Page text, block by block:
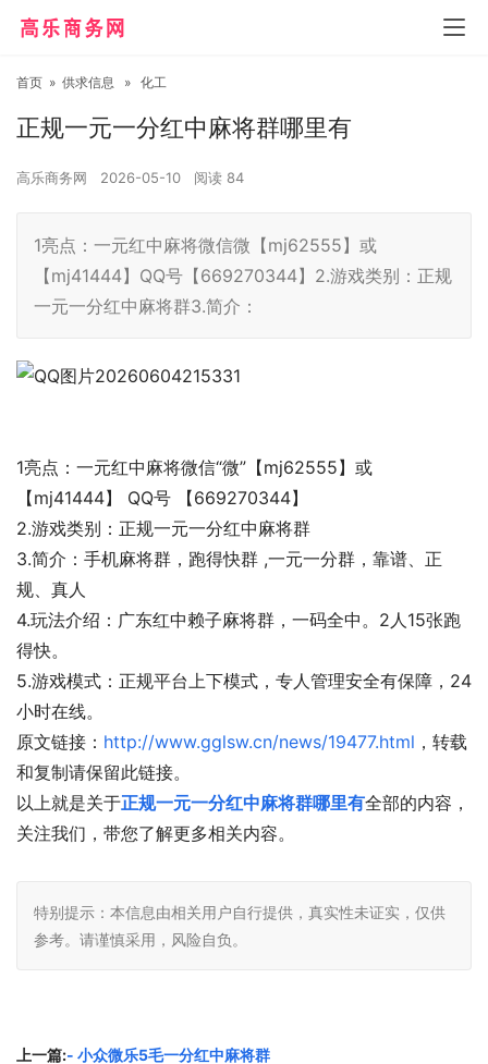
首页 » 供求信息 » 化工
正规一元一分红中麻将群哪里有
高乐商务网 2026-05-10 阅读 84
1亮点：一元红中麻将微信微【mj62555】或
【mj41444】QQ号【669270344】2.游戏类别：正规
一元一分红中麻将群3.简介：
1亮点：一元红中麻将微信“微”【mj62555】或
【mj41444】 QQ号 【669270344】
2.游戏类别：正规一元一分红中麻将群
3.简介：手机麻将群，跑得快群 ,一元一分群，靠谱、正
规、真人
4.玩法介绍：广东红中赖子麻将群，一码全中。2人15张跑
得快。
5.游戏模式：正规平台上下模式，专人管理安全有保障，24
小时在线。
原文链接： http://www.gglsw.cn/news/19477.html ，转载
和复制请保留此链接。
以上就是关于正规一元一分红中麻将群哪里有全部的内容，
关注我们，带您了解更多相关内容。
特别提示：本信息由相关用户自行提供，真实性未证实，仅供
参考。请谨慎采用，风险自负。
上一篇:- 小众微乐5毛一分红中麻将群